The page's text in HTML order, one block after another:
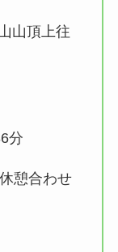
山頂上往
分
憩合わせ